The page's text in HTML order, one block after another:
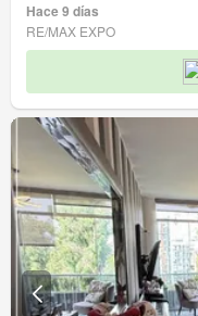
Hace 9 días
RE/MAX EXPO